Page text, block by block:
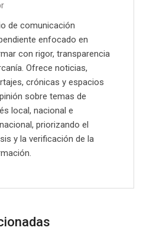
de comunicación
enfocado en
con rigor, transparencia
Ofrece noticias,
crónicas y espacios
sobre temas de
local, nacional e
priorizando el
y la verificación de la